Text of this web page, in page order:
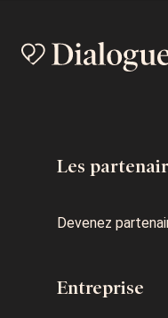
Les
Devenez
Entreprise